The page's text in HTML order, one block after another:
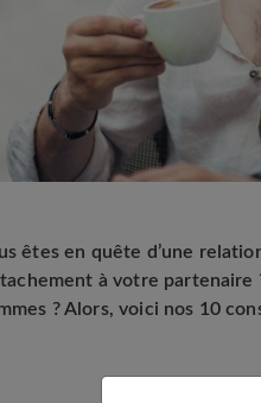
êtes en quête d’une
à votre
? Alors, voici nos 10